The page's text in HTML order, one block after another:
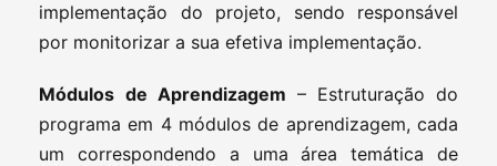
implementação do projeto, sendo responsável
por monitorizar a sua efetiva implementação.
Módulos de Aprendizagem – Estruturação do
programa em 4 módulos de aprendizagem, cada
um correspondendo a uma área temática de